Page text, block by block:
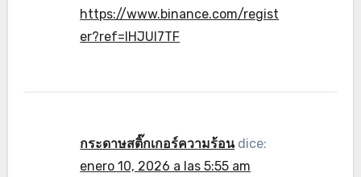
https://www.binance.com/regist
er?ref=IHJUI7TF
กระดาษสติ๊กเกอร์ความร้อน dice:
enero 10, 2026 a las 5:55 am